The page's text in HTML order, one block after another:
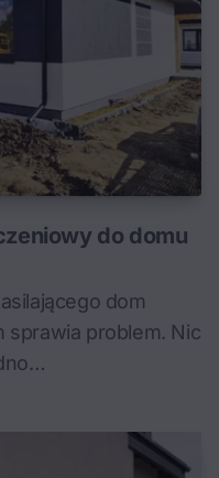
do domu
dom
sprawia problem. Nic